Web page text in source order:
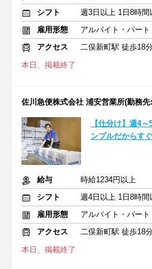
シフト
週3日以上 1日8時間
雇用形態
アルバイト・パート
アクセス
二俣新町駅 徒歩18
本日、掲載終了
佐川急便株式会社 浦安営業所(勤務
【仕分け】週4
ンプルだからす
給与
時給1234円以上
シフト
週4日以上 1日8時間
雇用形態
アルバイト・パート
アクセス
二俣新町駅 徒歩18
本日、掲載終了